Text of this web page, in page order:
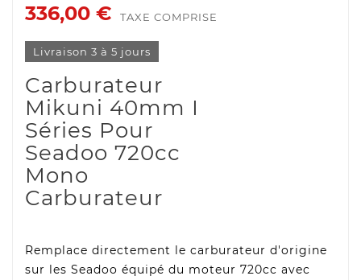
336,00 € TAXE COMPRISE
Livraison 3 à 5 jours
Carburateur
Mikuni 40mm I
Séries Pour
Seadoo 720cc
Mono
Carburateur
Remplace directement le carburateur d'origine
sur les Seadoo équipé du moteur 720cc avec